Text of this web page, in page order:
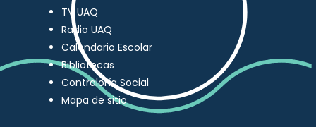
TV UAQ
Radio UAQ
Calendario Escolar
Bibliotecas
Contraloría Social
Mapa de sitio